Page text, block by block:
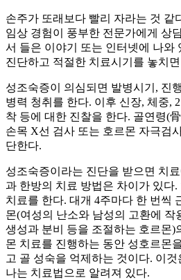
손주가 또래보다 빨리 자라는 것 같
임상 경험이 풍부한 전문가에게 상
서 들은 이야기 또는 인터넷에 나와
진단하고 적절한 치료시기를 놓치
성조숙증이 의심되면 발병시기, 진
병력 청취를 한다. 이후 신장, 체중,
착 등에 대한 진찰을 한다. 골연령(
손목 X선 검사 또는 호르몬 자극검
단한다.
성조숙증이라는 진단을 받으면 치
과 한방의 치료 방법은 차이가 있다
치료를 한다. 대개 4주마다 한 번씩
몬(여성의 난소와 남성의 고환에 작
생성과 분비 등을 조절하는 호르몬)
몬 치료를 진행하는 동안 성호르몬
고 골 성숙을 억제하는 것이다. 이
나는 치료법으로 알려져 있다.